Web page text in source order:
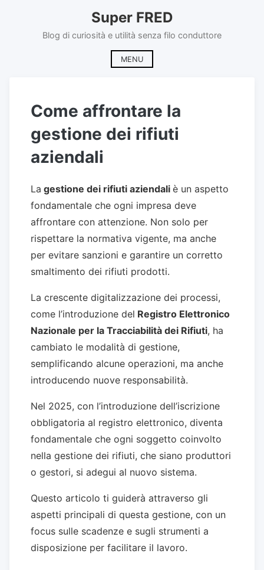
Super FRED
Blog di curiosità e utilità senza filo conduttore
MENU
Come affrontare la
gestione dei rifiuti
aziendali
La gestione dei rifiuti aziendali è un aspetto
fondamentale che ogni impresa deve
affrontare con attenzione. Non solo per
rispettare la normativa vigente, ma anche
per evitare sanzioni e garantire un corretto
smaltimento dei rifiuti prodotti.
La crescente digitalizzazione dei processi,
come l’introduzione del Registro Elettronico
Nazionale per la Tracciabilità dei Rifiuti, ha
cambiato le modalità di gestione,
semplificando alcune operazioni, ma anche
introducendo nuove responsabilità.
Nel 2025, con l’introduzione dell’iscrizione
obbligatoria al registro elettronico, diventa
fondamentale che ogni soggetto coinvolto
nella gestione dei rifiuti, che siano produttori
o gestori, si adegui al nuovo sistema.
Questo articolo ti guiderà attraverso gli
aspetti principali di questa gestione, con un
focus sulle scadenze e sugli strumenti a
disposizione per facilitare il lavoro.